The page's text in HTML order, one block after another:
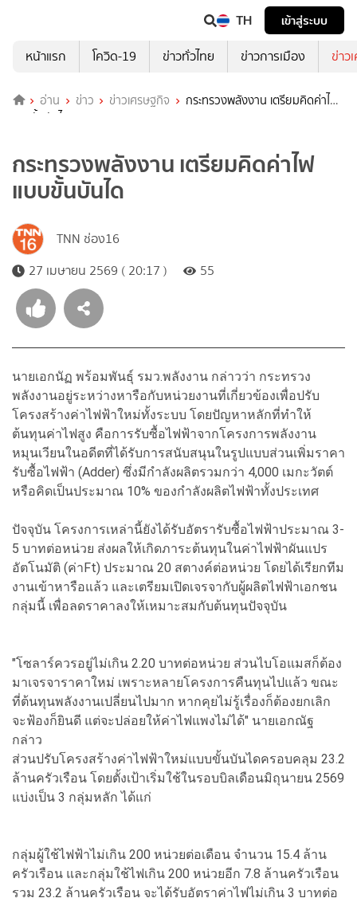
TH
เข้าสู่ระบบ
หน้าแรก
โควิด-19 ข่าวทั่วไทย ข่าวการเมือง ข่าว
อ่าน ข่าว ข่าวเศรษฐกิจ
กระทรวงพลังงาน เตรียมคิดค่าไฟ
แบบขั้นบันได
กระทรวงพลังงาน เตรียมคิดค่าไฟ
แบบขั้นบันได
TNN ช่อง16
27 เมษายน 2569 ( 20:17 )
55
นายเอกนัฏ พร้อมพันธุ์ รมว.พลังงาน กล่าวว่า กระทรวง
พลังงานอยู่ระหว่างหารือกับหน่วยงานที่เกี่ยวข้องเพื่อปรับ
โครงสร้างค่าไฟฟ้าใหม่ทั้งระบบ โดยปัญหาหลักที่ทำให้
ต้นทุนค่าไฟสูง คือการรับซื้อไฟฟ้าจากโครงการพลังงาน
หมุนเวียนในอดีตที่ได้รับการสนับสนุนในรูปแบบส่วนเพิ่มราคา
รับซื้อไฟฟ้า (Adder) ซึ่งมีกำลังผลิตรวมกว่า 4,000 เมกะวัตต์
หรือคิดเป็นประมาณ 10% ของกำลังผลิตไฟฟ้าทั้งประเทศ
ปัจจุบัน โครงการเหล่านี้ยังได้รับอัตรารับซื้อไฟฟ้าประมาณ 3-
5 บาทต่อหน่วย ส่งผลให้เกิดภาระต้นทุนในค่าไฟฟ้าผันแปร
อัตโนมัติ (ค่าFt) ประมาณ 20 สตางค์ต่อหน่วย โดยได้เรียกทีม
งานเข้าหารือแล้ว และเตรียมเปิดเจรจากับผู้ผลิตไฟฟ้าเอกชน
กลุ่มนี้ เพื่อลดราคาลงให้เหมาะสมกับต้นทุนปัจจุบัน
"โซลาร์ควรอยู่ไม่เกิน 2.20 บาทต่อหน่วย ส่วนไบโอแมสก็ต้อง
มาเจรจาราคาใหม่ เพราะหลายโครงการคืนทุนไปแล้ว ขณะ
ที่ต้นทุนพลังงานเปลี่ยนไปมาก หากคุยไม่รู้เรื่องก็ต้องยกเลิก
จะฟ้องก็ยินดี แต่จะปล่อยให้ค่าไฟแพงไม่ได้" นายเอกณัฐ
กล่าว
ส่วนปรับโครงสร้างค่าไฟฟ้าใหม่แบบขั้นบันไดครอบคลุม 23.2
ล้านครัวเรือน โดยตั้งเป้าเริ่มใช้ในรอบบิลเดือนมิถุนายน 2569
แบ่งเป็น 3 กลุ่มหลัก ได้แก่
กลุ่มผู้ใช้ไฟฟ้าไม่เกิน 200 หน่วยต่อเดือน จำนวน 15.4 ล้าน
ครัวเรือน และกลุ่มใช้ไฟเกิน 200 หน่วยอีก 7.8 ล้านครัวเรือน
รวม 23.2 ล้านครัวเรือน จะได้รับอัตราค่าไฟไม่เกิน 3 บาทต่อ